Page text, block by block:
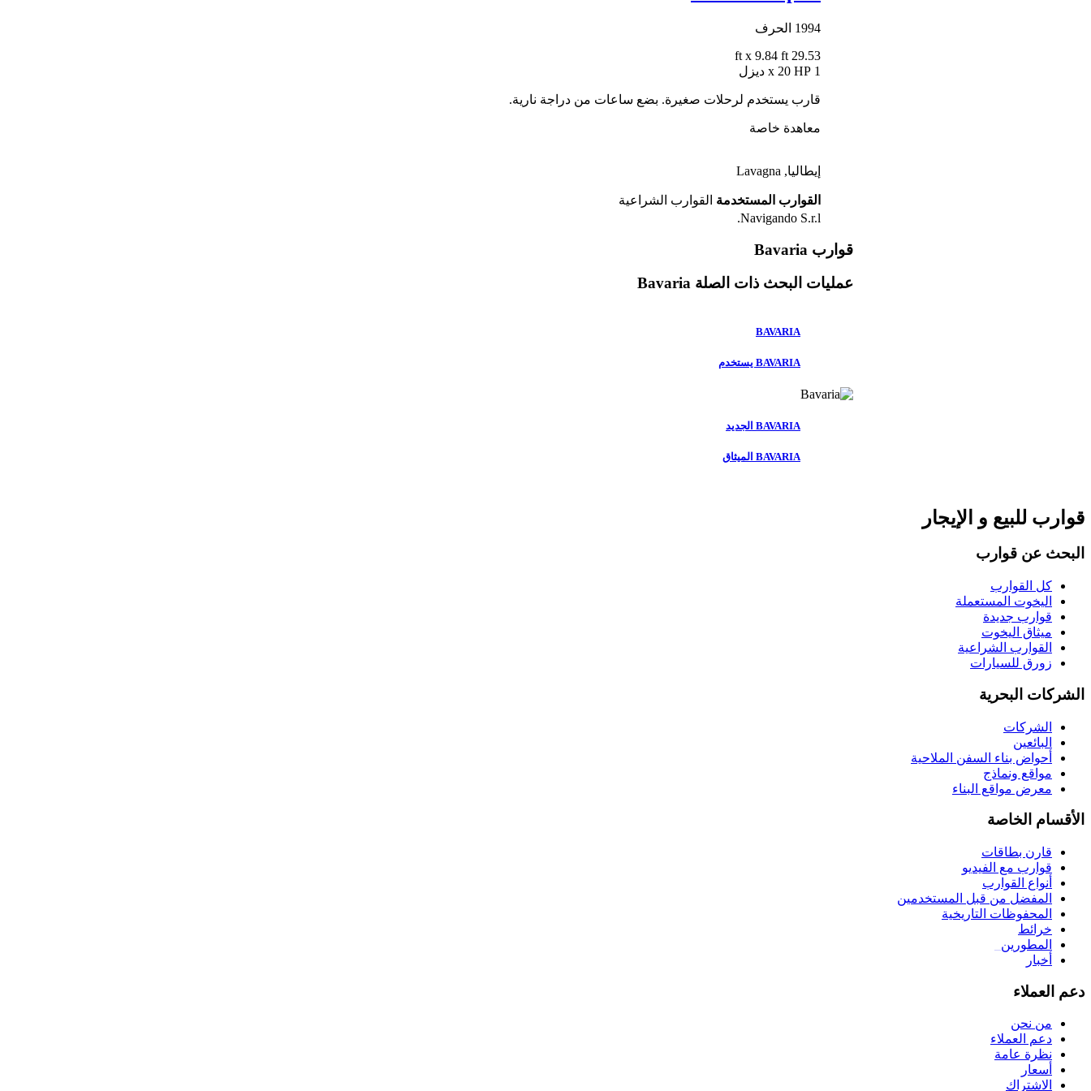
1994 الحرف
29.53 ft
x 9.84 ft
1 x 20 HP ديزل
قارب يستخدم لرحلات صغيرة. بضع ساعات من دراجة نارية.
معاهدة خاصة
إيطاليا, Lavagna
القوارب المستخدمة القوارب الشراعية
Navigando S.r.l.
قوارب Bavaria
عمليات البحث ذات الصلة Bavaria
BAVARIA
BAVARIA يستخدم
BAVARIA الجديد
BAVARIA الميثاق
قوارب للبيع و الإيجار
البحث عن قوارب
كل القوارب
اليخوت المستعملة
قوارب جديدة
ميثاق اليخوت
القوارب الشراعية
زورق للسيارات
الشركات البحرية
الشركات
البائعين
أحواض بناء السفن الملاحية
مواقع ونماذج
معرض مواقع البناء
الأقسام الخاصة
قارن بطاقات
قوارب مع الفيديو
أنواع القوارب
المفضل من قبل المستخدمين
المحفوظات التاريخية
خرائط
المطورين
أخبار
دعم العملاء
من نحن
دعم العملاء
نظرة عامة
أسعار
الاشتراك